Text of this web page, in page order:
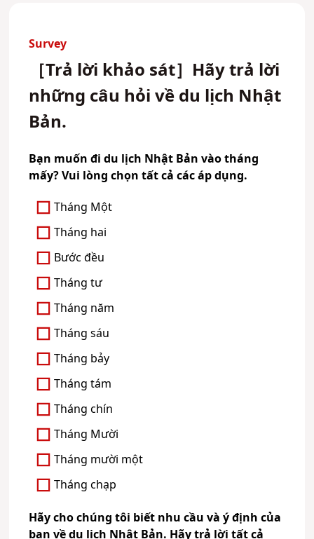
Survey
［Trả lời khảo sát］Hãy trả lời
những câu hỏi về du lịch Nhật
Bản.
Bạn muốn đi du lịch Nhật Bản vào tháng
mấy? Vui lòng chọn tất cả các áp dụng.
Tháng Một
Tháng hai
Bước đều
Tháng tư
Tháng năm
Tháng sáu
Tháng bảy
Tháng tám
Tháng chín
Tháng Mười
Tháng mười một
Tháng chạp
Hãy cho chúng tôi biết nhu cầu và ý định của
bạn về du lịch Nhật Bản. Hãy trả lời tất cả